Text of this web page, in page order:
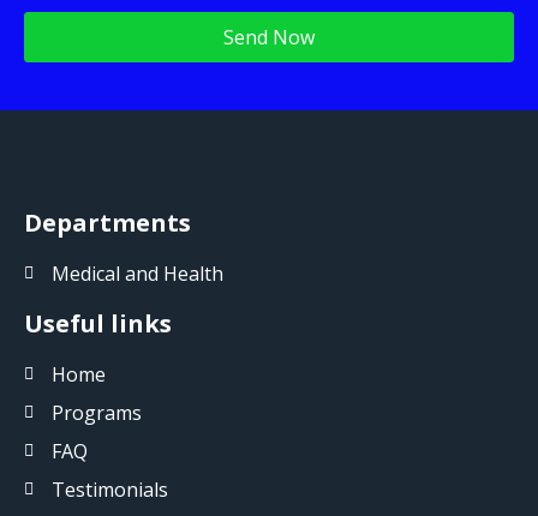
Departments
Medical and Health
Useful links
Home
Programs
FAQ
Testimonials